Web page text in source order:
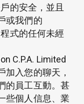
的安全，並且
或我們的
式的任何未經
C.P.A. Limited
加入您的聊天，
的員工互動。甚
些個人信息、業